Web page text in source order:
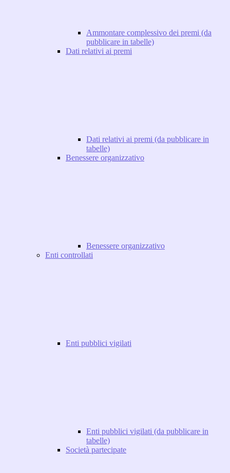
Ammontare complessivo dei premi (da
pubblicare in tabelle)
Dati relativi ai premi
Dati relativi ai premi (da pubblicare in
tabelle)
Benessere organizzativo
Benessere organizzativo
Enti controllati
Enti pubblici vigilati
Enti pubblici vigilati (da pubblicare in
tabelle)
Società partecipate